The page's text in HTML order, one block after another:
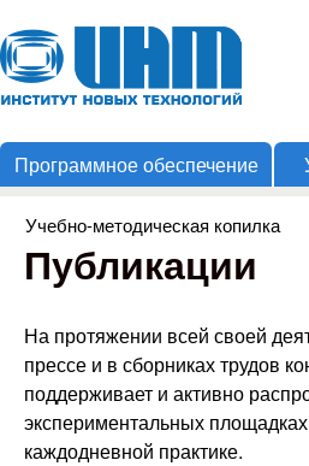
Институт
Новых
Программное обеспечение
Вы здесь
Учебно-методическая копилка
Публикации
На протяжении всей своей
прессе и в сборниках трудов
поддерживает и активно
экспериментальных
каждодневной практике.